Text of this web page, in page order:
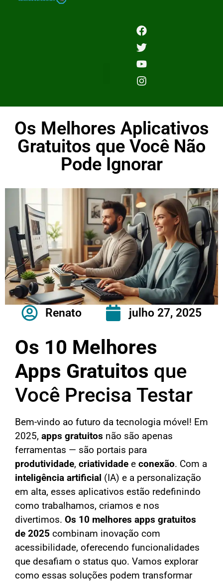
Os Melhores Aplicativos
Gratuitos que Você Não
Pode Ignorar
Renato julho 27, 2025
Os 10 Melhores
Apps Gratuitos que
Você Precisa Testar
Bem-vindo ao futuro da tecnologia móvel! Em
2025, apps gratuitos não são apenas
ferramentas — são portais para
produtividade, criatividade e conexão. Com a
inteligência artificial (IA) e a personalização
em alta, esses aplicativos estão redefinindo
como trabalhamos, criamos e nos
divertimos. Os 10 melhores apps gratuitos
de 2025 combinam inovação com
acessibilidade, oferecendo funcionalidades
que desafiam o status quo. Vamos explorar
como essas soluções podem transformar